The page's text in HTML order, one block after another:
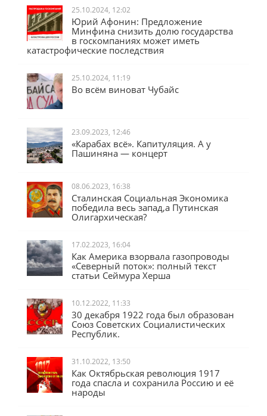
25.10.2024, 12:02
Юрий Афонин: Предложение
Минфина снизить долю государства
в госкомпаниях может иметь
катастрофические последствия
25.10.2024, 11:19
Во всём виноват Чубайс
23.09.2023, 12:46
«Карабах всё». Капитуляция. А у
Пашиняна — концерт
08.06.2023, 16:38
Сталинская Социальная Экономика
победила весь запад,а Путинская
Олигархическая?
17.02.2023, 16:04
Как Америка взорвала газопроводы
«Северный поток»: полный текст
статьи Сеймура Херша
10.12.2022, 11:33
30 декабря 1922 года был образован
Союз Советских Социалистических
Республик.
31.10.2022, 13:50
Как Октябрьская революция 1917
года спасла и сохранила Россию и её
народы